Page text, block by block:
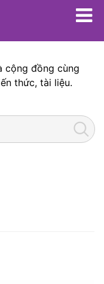
cộng đồng cùng
thức, tài liệu.